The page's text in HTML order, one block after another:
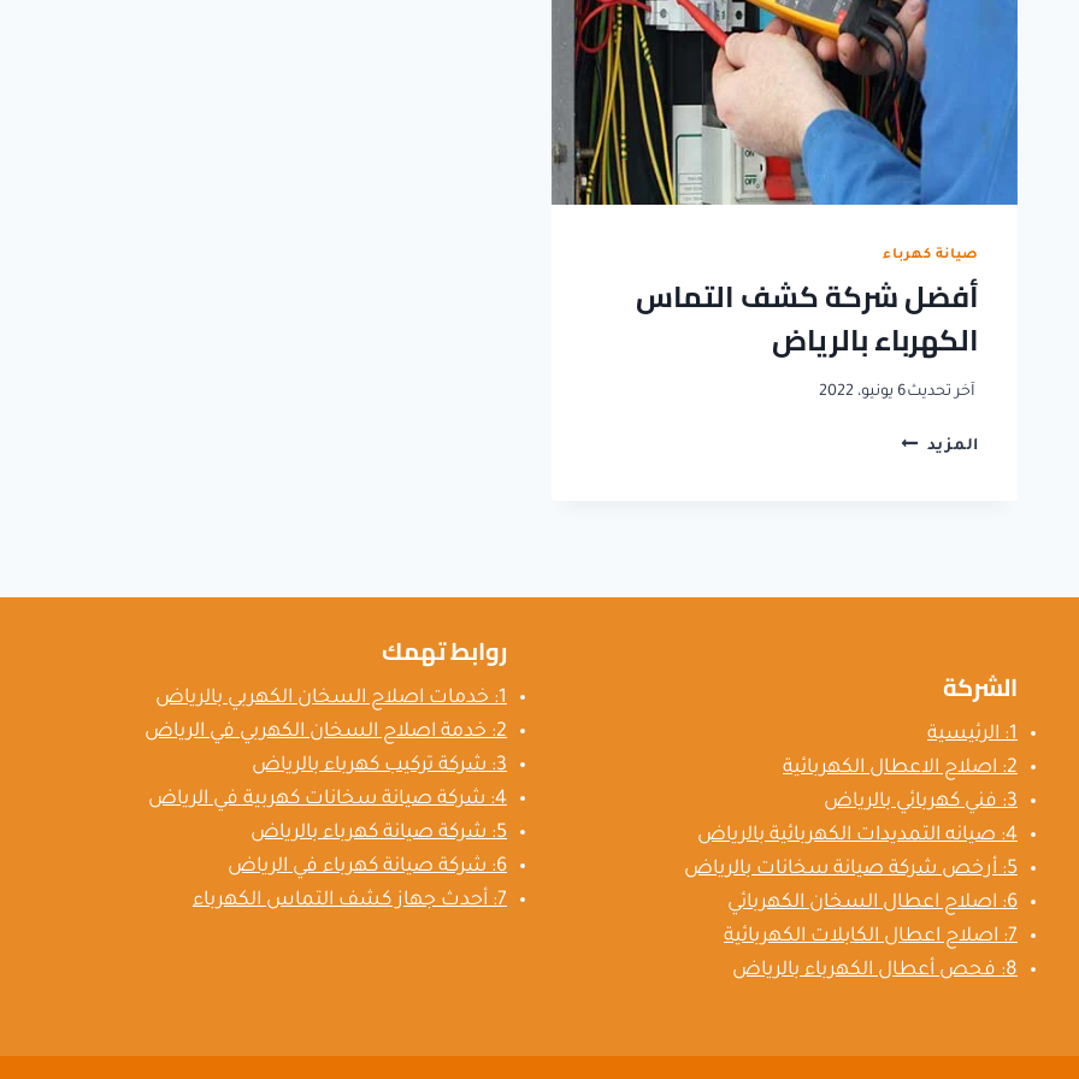
صيانة كهرباء
أفضل شركة كشف التماس
الكهرباء بالرياض
آخر تحديث6 يونيو، 2022
المزيد أفضل
الشركة
1: الرئيسية
2: اصلاح الاعطال الكهربائية
3: فني كهربائي بالرياض
4: صيانه التمديدات الكهربائية بالرياض
5: أرخص شركة صيانة سخانات بالرياض
6: اصلاح اعطال السخان الكهربائي
7: اصلاح اعطال الكابلات الكهربائية
8: فحص أعطال الكهرباء بالرياض
روابط تهمك
1: خدمات اصلاح السخان الكهربي بالرياض
2: خدمة اصلاح السخان الكهربي في الرياض
3: شركة تركيب كهرباء بالرياض
4: شركة صيانة سخانات كهربية في الرياض
5: شركة صيانة كهرباء بالرياض
6: شركة صيانة كهرباء في الرياض
7: أحدث جهاز كشف التماس الكهرباء